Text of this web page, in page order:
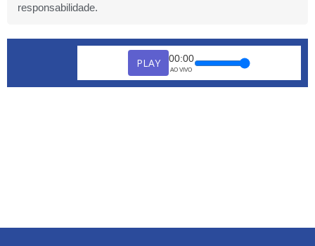
responsabilidade.
PLAY 00:00
AO VIVO